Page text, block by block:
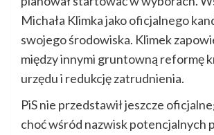
Michała Klimka jako oficjalnego
swojego środowiska. Klimek
między innymi gruntowną reformę
urzędu i redukcję zatrudnienia.
PiS nie przedstawił jeszcze
choć wśród nazwisk